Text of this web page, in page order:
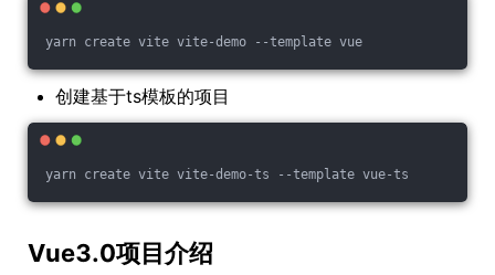
yarn create vite vite-demo --template vue
创建基于ts模板的项目
yarn create vite vite-demo-ts --template vue-ts
Vue3.0项目介绍